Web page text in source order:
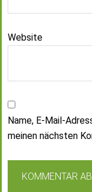
Website
Name, E-Mail-
meinen nächsten